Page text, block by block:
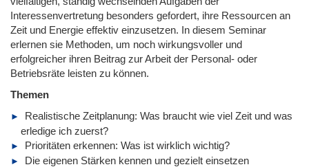
Interessenvertretung besonders gefordert, ihre Ressourcen an
Zeit und Energie effektiv einzusetzen. In diesem Seminar
erlernen sie Methoden, um noch wirkungsvoller und
erfolgreicher ihren Beitrag zur Arbeit der Personal- oder
Betriebsräte leisten zu können.
Themen
Realistische Zeitplanung: Was braucht wie viel Zeit und was
erledige ich zuerst?
Prioritäten erkennen: Was ist wirklich wichtig?
Die eigenen Stärken kennen und gezielt einsetzen